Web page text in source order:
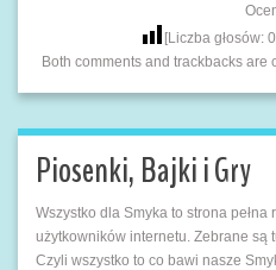
[Liczba głosów: 0
Both comments and trackbacks are
Piosenki, Bajki i Gry
Wszystko dla Smyka to strona pełna
użytkowników internetu. Zebrane są
Czyli wszystko to co bawi nasze